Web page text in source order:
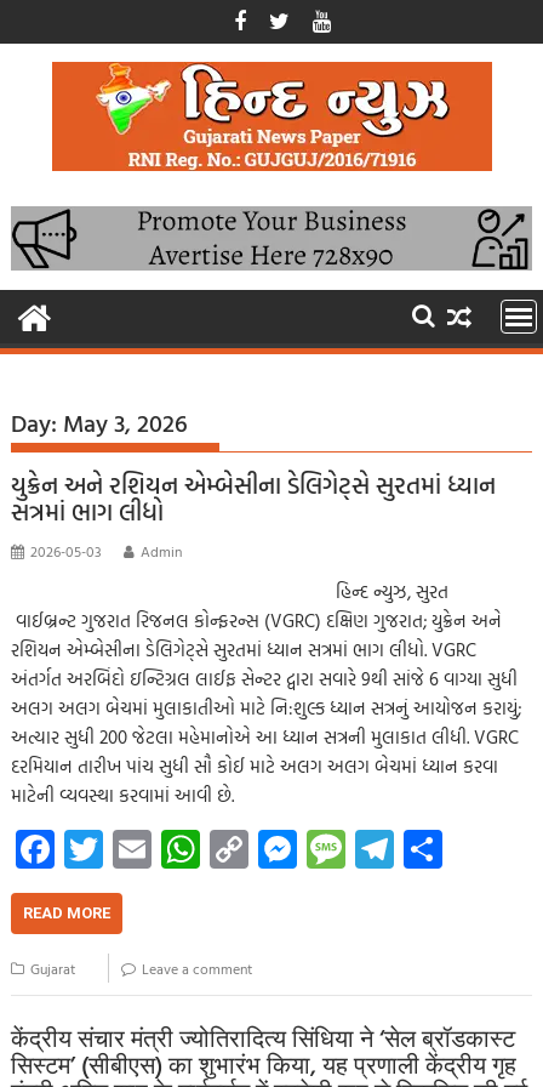
to
content
Day: May 3, 2026
યુક્રેન અને રશિયન એમ્બેસીના ડેલિગેટ્સે સુરતમાં ધ્યાન
સત્રમાં ભાગ લીધો
2026-05-03 Admin
હિન્દ ન્યુઝ, સુરત
વાઈબ્રન્ટ ગુજરાત રિજનલ કોન્ફરન્સ (VGRC) દક્ષિણ ગુજરાત; યુક્રેન અને
રશિયન એમ્બેસીના ડેલિગેટ્સે સુરતમાં ધ્યાન સત્રમાં ભાગ લીધો. VGRC
અંતર્ગત અરબિંદો ઇન્ટિગ્રલ લાઈફ સેન્ટર દ્વારા સવારે 9થી સાંજે 6 વાગ્યા સુધી
અલગ અલગ બેચમાં મુલાકાતીઓ માટે નિ:શુલ્ક ધ્યાન સત્રનું આયોજન કરાયું;
અત્યાર સુધી 200 જેટલા મહેમાનોએ આ ધ્યાન સત્રની મુલાકાત લીધી. VGRC
દરમિયાન તારીખ પાંચ સુધી સૌ કોઈ માટે અલગ અલગ બેચમાં ધ્યાન કરવા
માટેની વ્યવસ્થા કરવામાં આવી છે.
Fa
ce
b
o
o
k
T
wi
tt
er
E
m
W
h
s
A
p
C
o
y
Li
nk
M
es
g
er
M
es
e
Te
le
m
READ MORE
Gujarat Leave a comment
केंद्रीय संचार मंत्री ज्योतिरादित्य सिंधिया ने ‘सेल ब्रॉडकास्ट
सिस्टम’ (सीबीएस) का शुभारंभ किया, यह प्रणाली केंद्रीय गृह